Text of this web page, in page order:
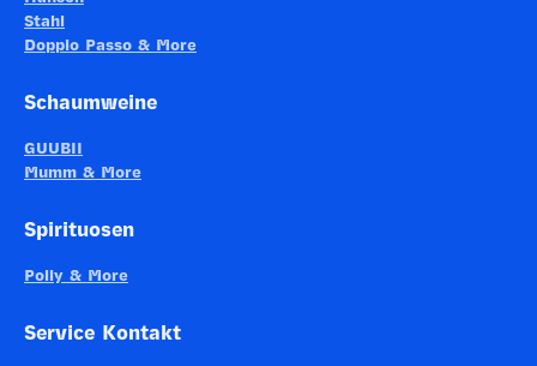
Stahl
Doppio Passo & More
Schaumweine
GUUBII
Mumm & More
Spirituosen
Polly & More
Service Kontakt